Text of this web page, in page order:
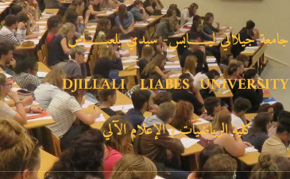
جامعة جيلالي ليـــــــابس- سيدي بلعبـــــــاس
DJILLALI LIABES UNIVERSITY
كلية الرياضيات و الإعلام الآلي